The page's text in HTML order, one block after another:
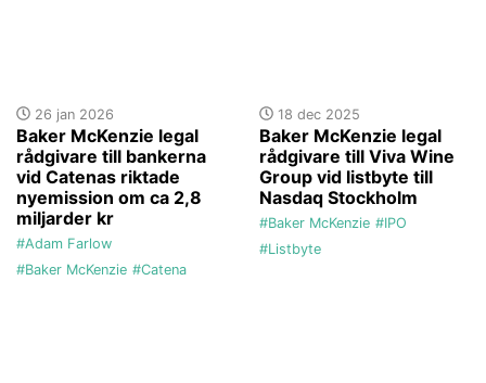
26 jan 2026
Baker McKenzie legal
rådgivare till bankerna
vid Catenas riktade
nyemission om ca 2,8
miljarder kr
#Adam Farlow
#Baker McKenzie #Catena
18 dec 2025
Baker McKenzie legal
rådgivare till Viva Wine
Group vid listbyte till
Nasdaq Stockholm
#Baker McKenzie #IPO
#Listbyte